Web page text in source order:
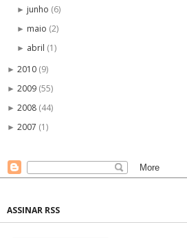
► junho (6)
► maio (2)
► abril (1)
► 2010 (9)
► 2009 (55)
► 2008 (44)
► 2007 (1)
ASSINAR RSS